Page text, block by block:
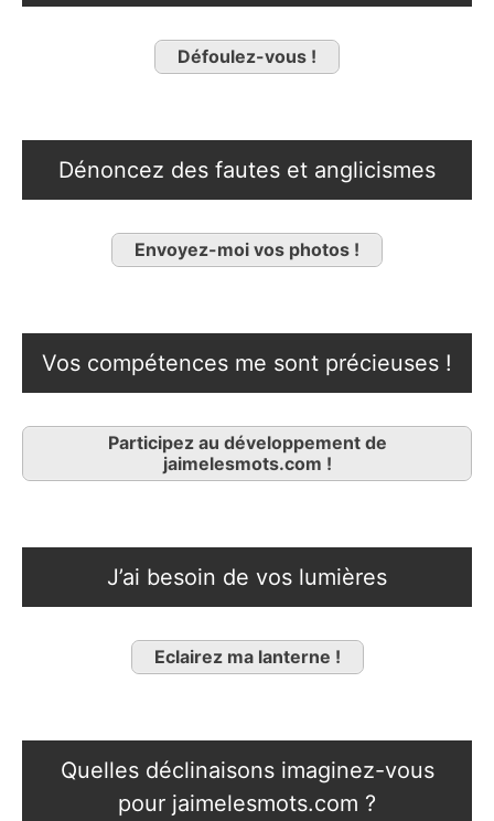
Défoulez-vous !
Dénoncez des fautes et anglicismes
Envoyez-moi vos photos !
Vos compétences me sont précieuses !
Participez au développement de
jaimelesmots.com !
J’ai besoin de vos lumières
Eclairez ma lanterne !
Quelles déclinaisons imaginez-vous
pour jaimelesmots.com ?